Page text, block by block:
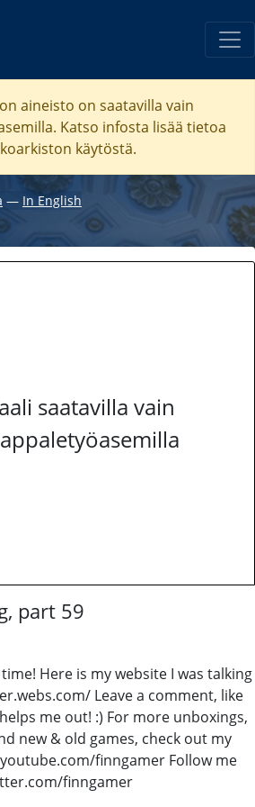
aineisto on saatavilla vain
Katso infosta lisää tietoa
käytöstä.
― In English
saatavilla vain
part 59
Here is my website I was talking
Leave a comment, like
me out! :) For more unboxings,
new & old games, check out my
finngamer Follow me
finngamer